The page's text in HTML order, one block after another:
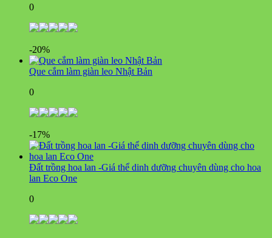
0
-20%
Que cắm làm giàn leo Nhật Bản
0
-17%
Đất trồng hoa lan -Giá thể dinh dưỡng chuyên dùng cho hoa
lan Eco One
0